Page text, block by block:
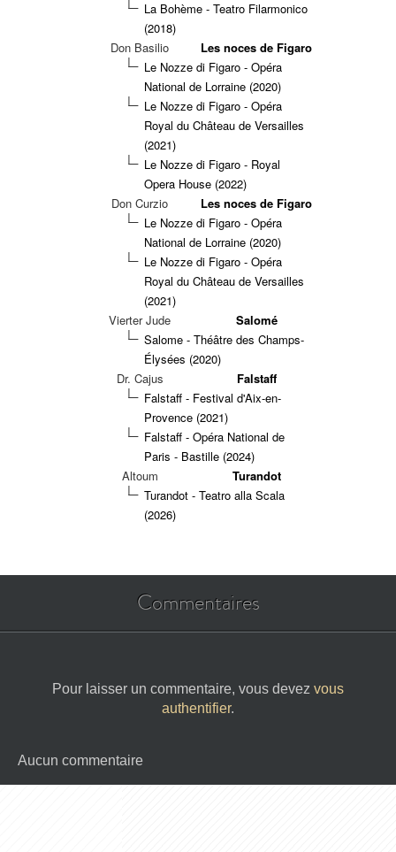
La Bohème - Teatro Filarmonico
(2018)
Don Basilio
Les noces de Figaro
Le Nozze di Figaro - Opéra
National de Lorraine (2020)
Le Nozze di Figaro - Opéra
Royal du Château de Versailles
(2021)
Le Nozze di Figaro - Royal
Opera House (2022)
Don Curzio
Les noces de Figaro
Le Nozze di Figaro - Opéra
National de Lorraine (2020)
Le Nozze di Figaro - Opéra
Royal du Château de Versailles
(2021)
Vierter Jude
Salomé
Salome - Théâtre des Champs-
Élysées (2020)
Dr. Cajus
Falstaff
Falstaff - Festival d'Aix-en-
Provence (2021)
Falstaff - Opéra National de
Paris - Bastille (2024)
Altoum
Turandot
Turandot - Teatro alla Scala
(2026)
Commentaires
Pour laisser un commentaire, vous devez vous
authentifier.
Aucun commentaire